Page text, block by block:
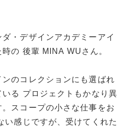
・デザインアカデミーアイ
の 後輩 MINA WUさん。
のコレクションにも選ばれ
る プロジェクトもかなり異
スコープの小さな仕事をお
い感じですが、受けてくれた